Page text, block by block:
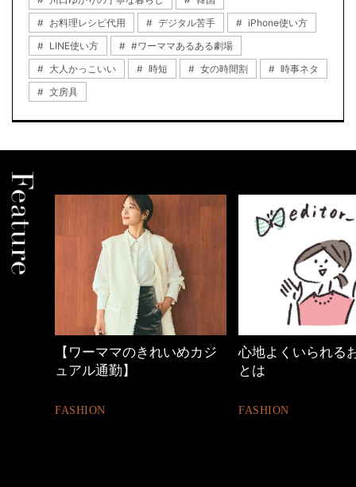
お料理レシピ代用
デジタル苦手
iPhone使い方
LINE使い方
#ワーママあるある劇場
大人かっこいい
時短 女の時間割
時事ネタ
文房具
心地よくいられるおしゃれ
とは
FASHION
働く女性のバッグ